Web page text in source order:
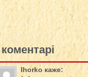
Ihorko каже: